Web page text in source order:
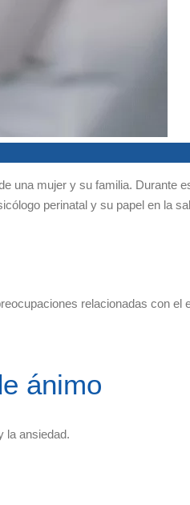
una mujer y su familia. Durante
perinatal y su papel en la
relacionadas con el
ánimo
la ansiedad.